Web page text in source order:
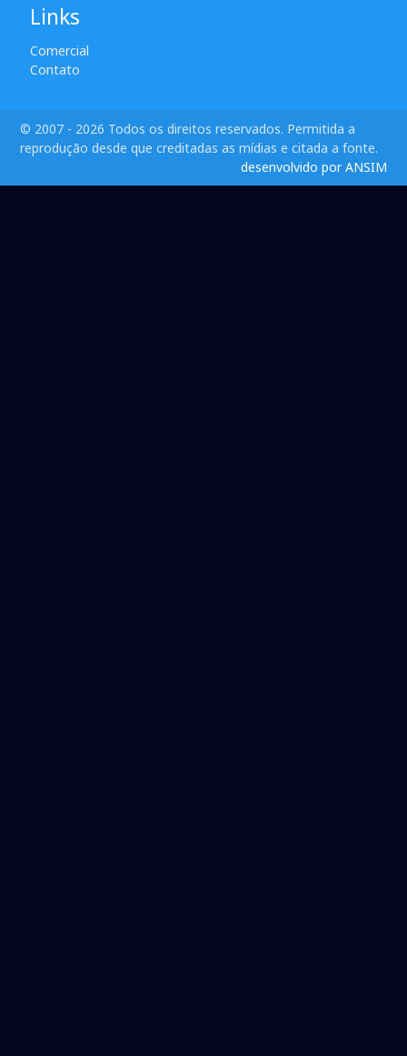
Links
Comercial
Contato
© 2007 - 2026 Todos os direitos reservados. Permitida a
reprodução desde que creditadas as mídias e citada a fonte.
desenvolvido por ANSIM